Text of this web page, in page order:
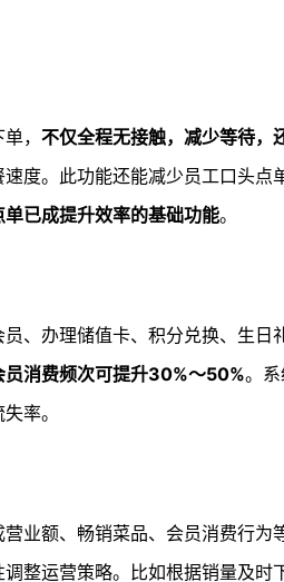
， 不仅全程无接触，减少等待，
度。此功能还能减少员工口头点
单已成提升效率的基础功能。
、办理储值卡、积分兑换、生日
员消费频次可提升30%～50%。
率。
业额、畅销菜品、会员消费行为
整运营策略。比如根据销量及时